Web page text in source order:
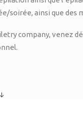
soirée, ainsi que des
company, venez